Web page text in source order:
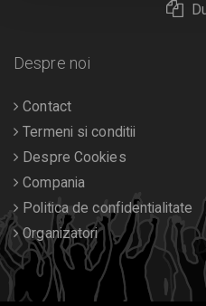
Despre noi
Contact
Termeni si conditii
Despre Cookies
Compania
Politica de confidentialitate
Organizatori